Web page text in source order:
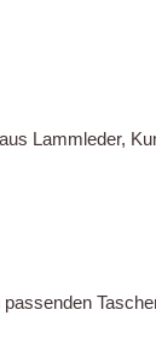
Lammleder,